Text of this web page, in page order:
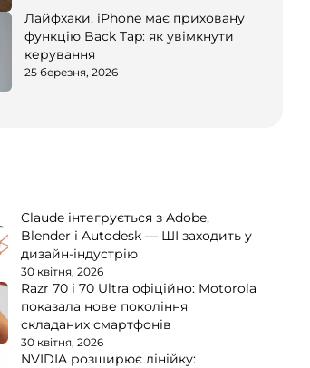
Лайфхаки. iPhone має приховану
функцію Back Tap: як увімкнути
керування
25 березня, 2026
Claude інтегрується з Adobe,
Blender і Autodesk — ШІ заходить у
дизайн-індустрію
30 квітня, 2026
Razr 70 і 70 Ultra офіційно: Motorola
показала нове покоління
складаних смартфонів
30 квітня, 2026
NVIDIA розширює лінійку: